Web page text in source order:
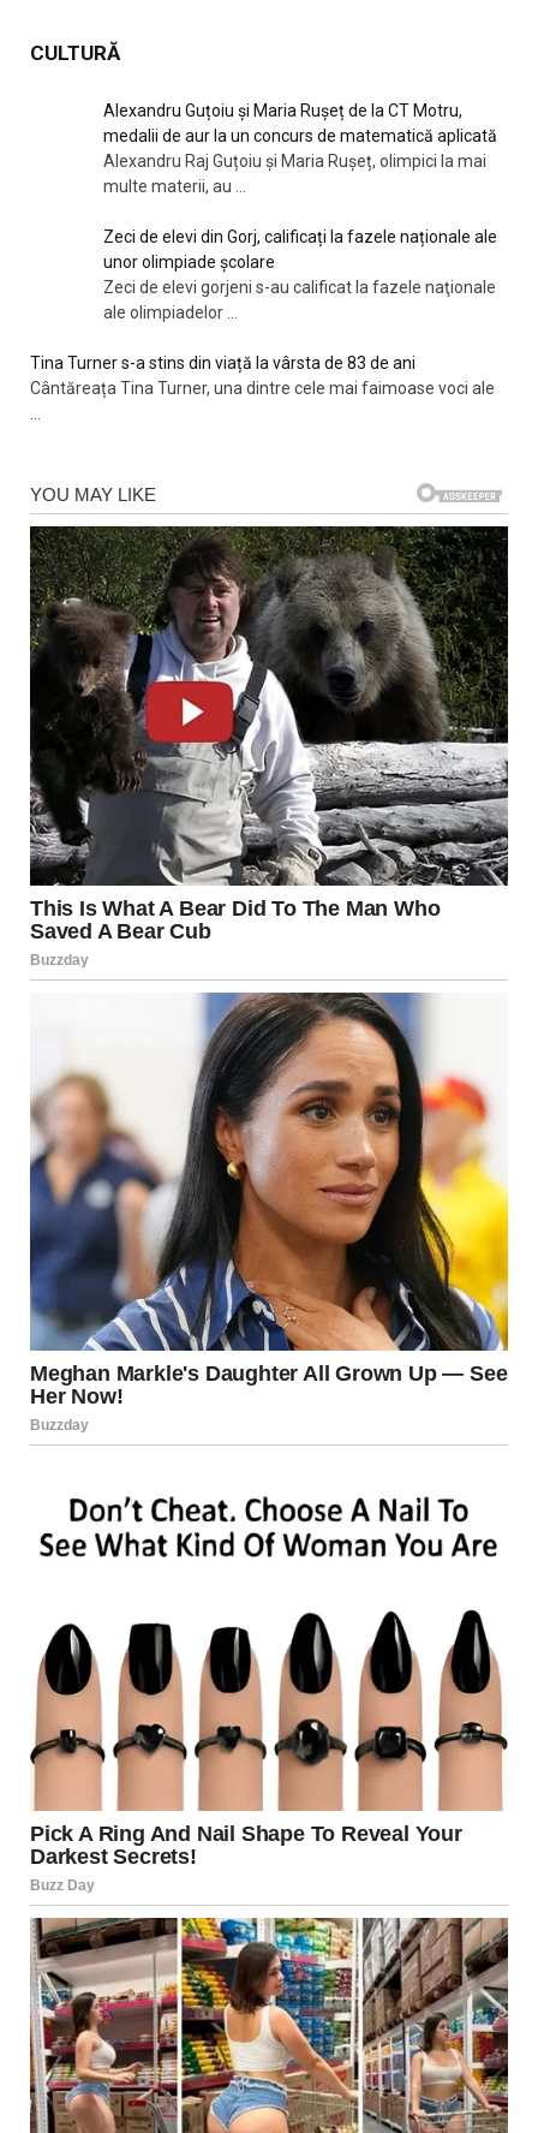
CULTURĂ
Alexandru Guțoiu și Maria Rușeț de la CT Motru,
medalii de aur la un concurs de matematică aplicată
Alexandru Raj Guțoiu și Maria Rușeț, olimpici la mai
multe materii, au ...
Zeci de elevi din Gorj, calificați la fazele naționale ale
unor olimpiade școlare
Zeci de elevi gorjeni s-au calificat la fazele naţionale
ale olimpiadelor ...
Tina Turner s-a stins din viață la vârsta de 83 de ani
Cântăreața Tina Turner, una dintre cele mai faimoase voci ale
...